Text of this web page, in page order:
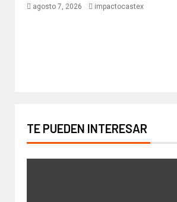
agosto 7, 2026 impactocastex
TE PUEDEN INTERESAR